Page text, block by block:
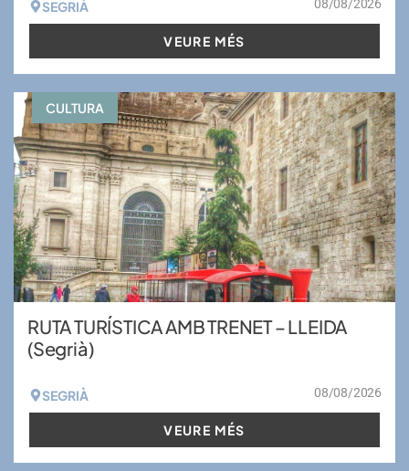
SEGRIÀ 08/08/2026
VEURE MÉS
CULTURA
RUTA TURÍSTICA AMB TRENET – LLEIDA
(Segrià)
SEGRIÀ 08/08/2026
VEURE MÉS